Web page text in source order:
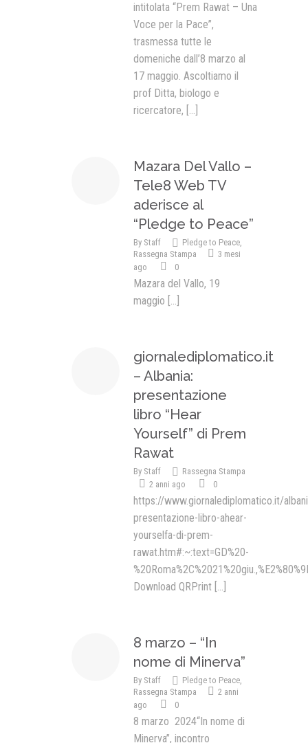
intitolata “Prem Rawat – Una
Voce per la Pace”,
trasmessa tutte le
domeniche dall’8 marzo al
17 maggio. Ascoltiamo il
prof Ditta, biologo e
ricercatore, [...]
Mazara Del Vallo –
Tele8 Web TV
aderisce al
“Pledge to Peace”
By Staff Pledge to Peace,
Rassegna Stampa
3 mesi
ago
0
Mazara del Vallo, 19
maggio [...]
giornalediplomatico.it
– Albania:
presentazione
libro “Hear
Yourself” di Prem
Rawat
By Staff
Rassegna Stampa
2 anni ago
0
https://www.giornalediplomatico.it/
presentazione-libro-ahear-
yourselfa-di-prem-
rawat.htm#:~:text=GD%20-
Download QRPrint [...]
8 marzo – “In
nome di Minerva”
By Staff Pledge to Peace,
Rassegna Stampa
2 anni
ago
0
8 marzo 2024“In nome di
Minerva”, incontro